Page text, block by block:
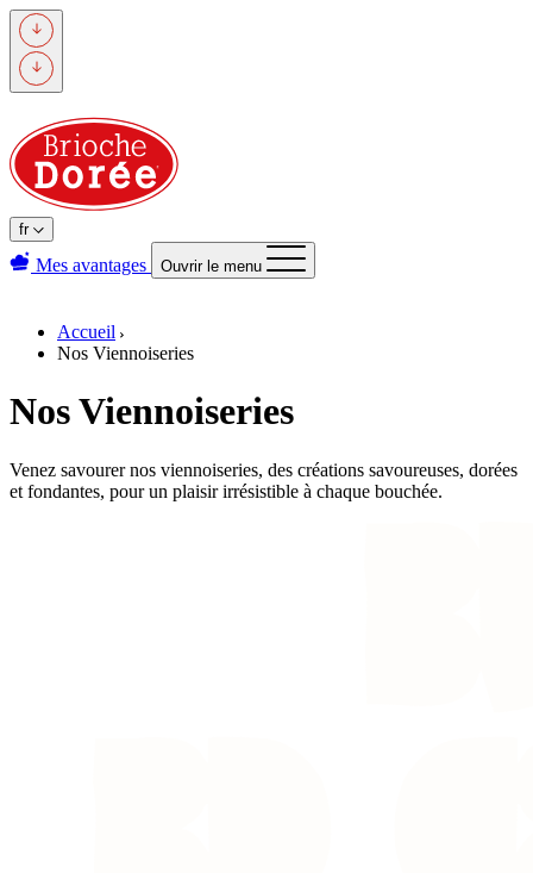
Passer
au
contenu
principal
fr
Mes avantages Ouvrir le menu
Accueil
Nos Viennoiseries
Nos Viennoiseries
Venez savourer nos viennoiseries, des créations savoureuses, dorées
et fondantes, pour un plaisir irrésistible à chaque bouchée.